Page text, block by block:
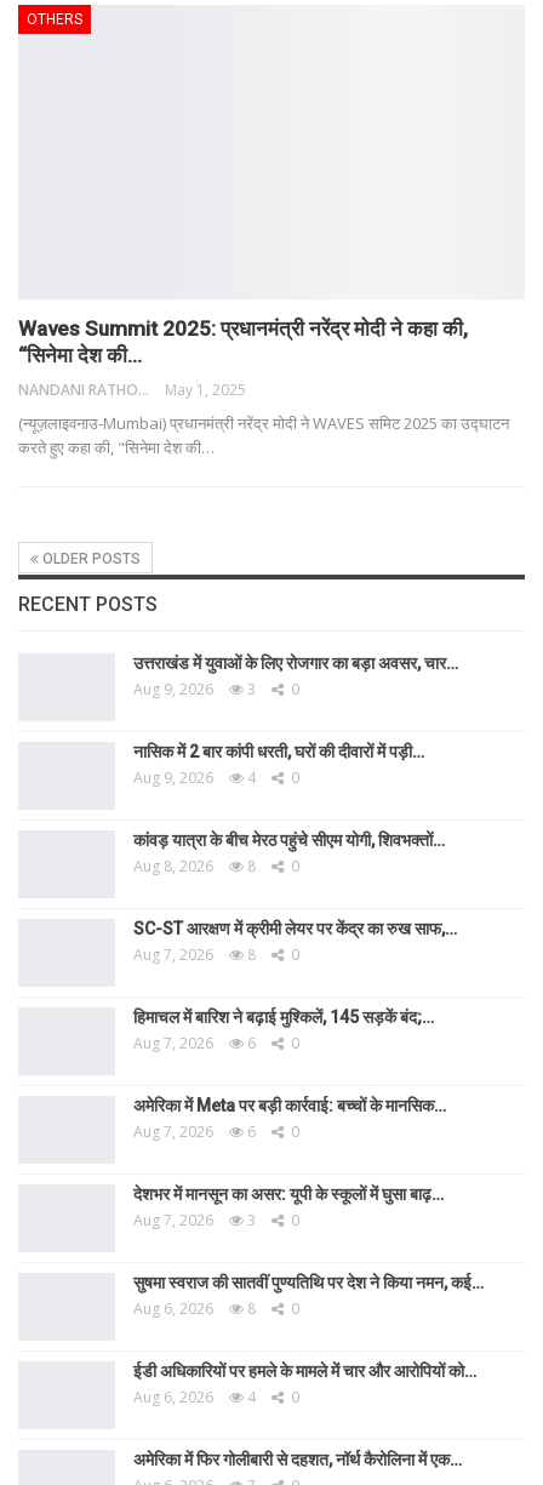
OTHERS
Waves Summit 2025: प्रधानमंत्री नरेंद्र मोदी ने कहा की,
“सिनेमा देश की…
NANDANI RATHORE May 1, 2025
(न्यूज़लाइवनाउ-Mumbai) प्रधानमंत्री नरेंद्र मोदी ने WAVES समिट 2025 का उद्घाटन
करते हुए कहा की, "सिनेमा देश की…
OLDER POSTS
RECENT POSTS
उत्तराखंड में युवाओं के लिए रोजगार का बड़ा अवसर, चार…
Aug 9, 2026 3 0
नासिक में 2 बार कांपी धरती, घरों की दीवारों में पड़ी…
Aug 9, 2026 4 0
कांवड़ यात्रा के बीच मेरठ पहुंचे सीएम योगी, शिवभक्तों…
Aug 8, 2026 8 0
SC-ST आरक्षण में क्रीमी लेयर पर केंद्र का रुख साफ,…
Aug 7, 2026 8 0
हिमाचल में बारिश ने बढ़ाई मुश्किलें, 145 सड़कें बंद;…
Aug 7, 2026 6 0
अमेरिका में Meta पर बड़ी कार्रवाई: बच्चों के मानसिक…
Aug 7, 2026 6 0
देशभर में मानसून का असर: यूपी के स्कूलों में घुसा बाढ़…
Aug 7, 2026 3 0
सुषमा स्वराज की सातवीं पुण्यतिथि पर देश ने किया नमन, कई…
Aug 6, 2026 8 0
ईडी अधिकारियों पर हमले के मामले में चार और आरोपियों को…
Aug 6, 2026 4 0
अमेरिका में फिर गोलीबारी से दहशत, नॉर्थ कैरोलिना में एक…